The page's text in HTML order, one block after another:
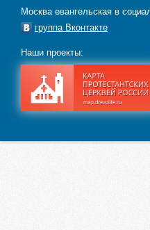
Москва евангельская в
группа Вконтакте
Наши проекты: